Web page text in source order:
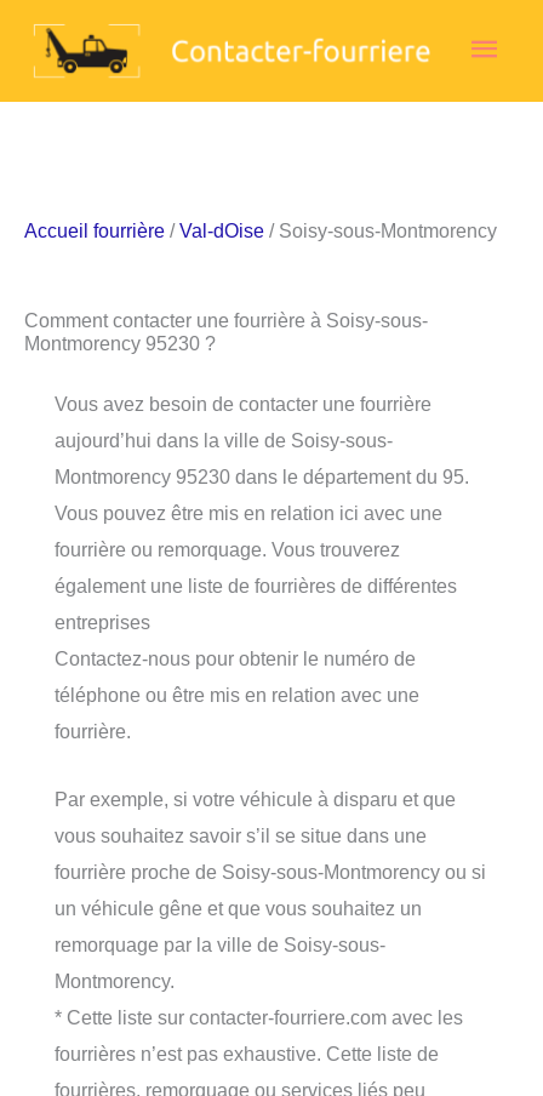
Accueil fourrière /Val-dOise / Soisy-sous-Montmorency
Comment contacter une fourrière à Soisy-sous-
Montmorency 95230 ?
Vous avez besoin de contacter une fourrière
aujourd’hui dans la ville de Soisy-sous-
Montmorency 95230 dans le département du 95.
Vous pouvez être mis en relation ici avec une
fourrière ou remorquage. Vous trouverez
également une liste de fourrières de différentes
entreprises
Contactez-nous pour obtenir le numéro de
téléphone ou être mis en relation avec une
fourrière.
Par exemple, si votre véhicule à disparu et que
vous souhaitez savoir s’il se situe dans une
fourrière proche de Soisy-sous-Montmorency ou si
un véhicule gêne et que vous souhaitez un
remorquage par la ville de Soisy-sous-
Montmorency.
* Cette liste sur contacter-fourriere.com avec les
fourrières n’est pas exhaustive. Cette liste de
fourrières, remorquage ou services liés peu